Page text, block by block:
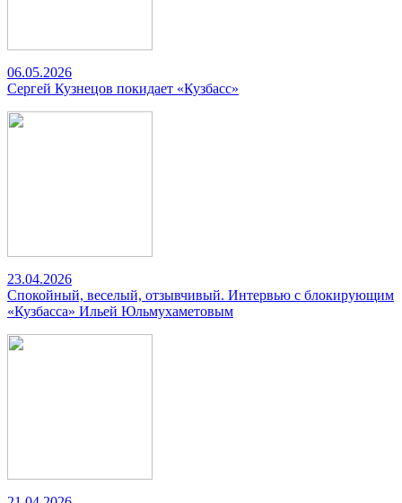
06.05.2026
Сергей Кузнецов покидает «Кузбасс»
23.04.2026
Спокойный, веселый, отзывчивый. Интервью с блокирующим
«Кузбасса» Ильей Юльмухаметовым